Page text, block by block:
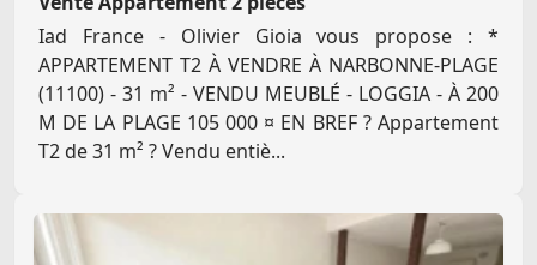
Iad France - Olivier Gioia vous propose : *
APPARTEMENT T2 À VENDRE À NARBONNE-PLAGE
(11100) - 31 m² - VENDU MEUBLÉ - LOGGIA - À 200
M DE LA PLAGE 105 000 ¤ EN BREF ? Appartement
T2 de 31 m² ? Vendu entiè...